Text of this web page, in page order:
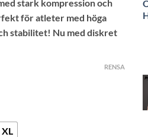
stark kompression och
för atleter med höga
stabilitet! Nu med diskret
XL
RENSA